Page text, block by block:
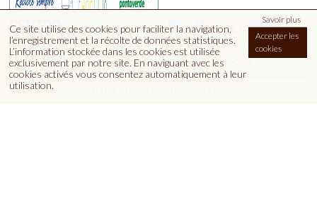
Ce site utilise des cookies pour faciliter la navigation,
l’enregistrement et la récolte de données statistiques.
L’information stockée dans les cookies est utilisée
exclusivement par notre site. En naviguant avec les
cookies activés vous consentez automatiquement à leur
utilisation.
Savoir plus
Accepter les
cookies
Qualification Euromel|Fiche de projet
Contacts
Informations Catalogue